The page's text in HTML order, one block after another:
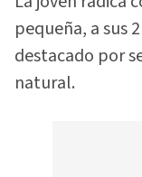
pequeña, a sus
destacado por
natural.